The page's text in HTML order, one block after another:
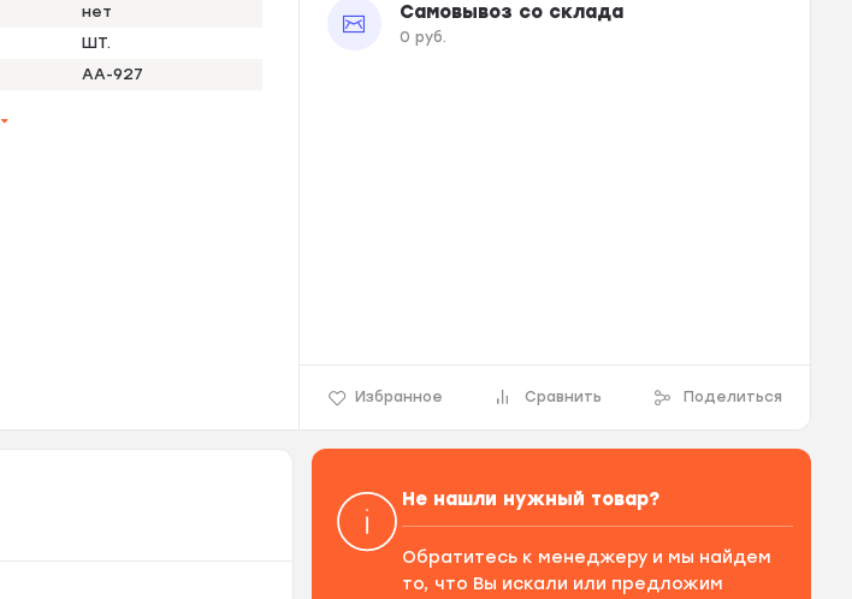
нет
ШТ.
AA-927
Самовывоз со склада
0 руб.
Избранное Сравнить Поделиться
Не нашли нужный товар?
Обратитесь к менеджеру и мы найдем
то, что Вы искали или предложим